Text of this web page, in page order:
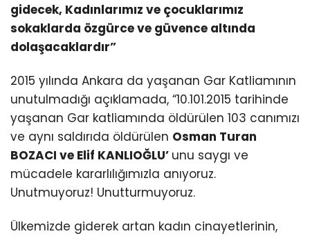
gidecek, Kadınlarımız ve çocuklarımız
sokaklarda özgürce ve güvence altında
dolaşacaklardır”
2015 yılında Ankara da yaşanan Gar Katliamının
unutulmadığı açıklamada, “10.101.2015 tarihinde
yaşanan Gar katliamında öldürülen 103 canımızı
ve aynı saldırıda öldürülen Osman Turan
BOZACI ve Elif KANLIOĞLU’ unu saygı ve
mücadele kararlılığımızla anıyoruz.
Unutmuyoruz! Unutturmuyoruz.
Ülkemizde giderek artan kadın cinayetlerinin,